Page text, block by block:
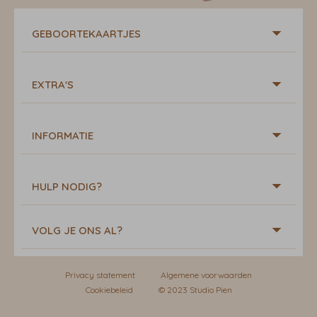
GEBOORTEKAARTJES
EXTRA'S
INFORMATIE
HULP NODIG?
VOLG JE ONS AL?
Privacy statement
Algemene voorwaarden
Cookiebeleid
© 2023 Studio Pien